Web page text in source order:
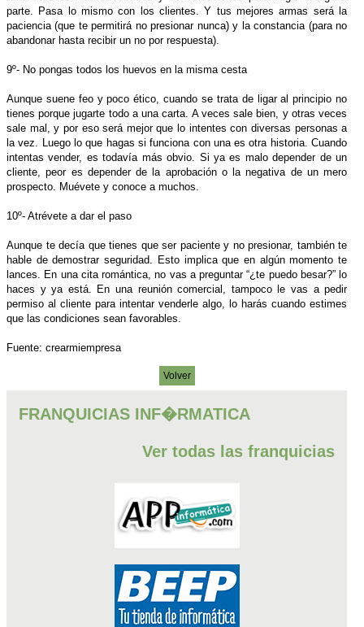
parte. Pasa lo mismo con los clientes. Y tus mejores armas será la
paciencia (que te permitirá no presionar nunca) y la constancia (para no
abandonar hasta recibir un no por respuesta).
9º- No pongas todos los huevos en la misma cesta
Aunque suene feo y poco ético, cuando se trata de ligar al principio no
tienes porque jugarte todo a una carta. A veces sale bien, y otras veces
sale mal, y por eso será mejor que lo intentes con diversas personas a
la vez. Luego lo que hagas si funciona con una es otra historia. Cuando
intentas vender, es todavía más obvio. Si ya es malo depender de un
cliente, peor es depender de la aprobación o la negativa de un mero
prospecto. Muévete y conoce a muchos.
10º- Atrévete a dar el paso
Aunque te decía que tienes que ser paciente y no presionar, también te
hable de demostrar seguridad. Esto implica que en algún momento te
lances. En una cita romántica, no vas a preguntar “¿te puedo besar?” lo
haces y ya está. En una reunión comercial, tampoco le vas a pedir
permiso al cliente para intentar venderle algo, lo harás cuando estimes
que las condiciones sean favorables.
Fuente: crearmiempresa
Volver
FRANQUICIAS INF�RMATICA
Ver todas las franquicias